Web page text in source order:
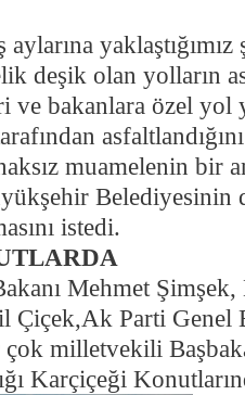
aylarına
deşik olan yolların
bakanlara özel yol
muamelenin bir
Belediyesinin
istedi.
Mehmet Şimşek,
Parti Genel
milletvekili
Karçiçeği